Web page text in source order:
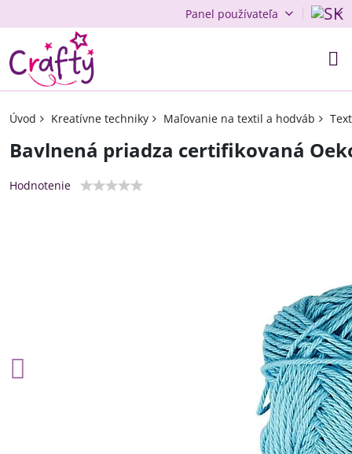
Panel používateľa
Úvod Kreatívne techniky Maľovanie na textil a hodváb
Bavlnená priadza certifikovaná
Hodnotenie